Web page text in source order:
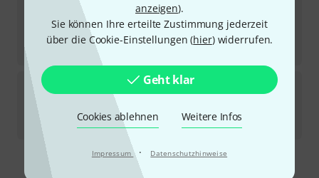
anzeigen).
Sie können Ihre erteilte Zustimmung jederzeit
über die Cookie-Einstellungen (hier) widerrufen.
Geht klar
Cookies ablehnen Weitere Infos
Impressum · Datenschutzhinweise
Auf Anfrage
9.999€
11.898,81 €
-16%
Heritage AudioHABPNL
15
In ca. einer Woche lieferbar
19€
Kostenloser Versand ab 29 €